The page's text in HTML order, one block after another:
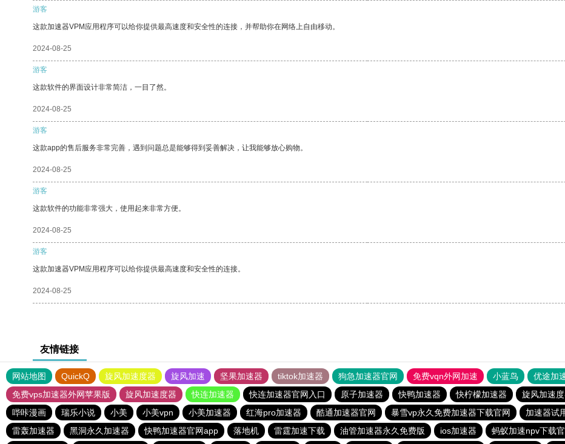
游客
这款加速器VPM应用程序可以给你提供最高速度和安全性的连接，并帮助你在网络上自由移动。
2024-08-25
游客
这款软件的界面设计非常简洁，一目了然。
2024-08-25
游客
这款app的售后服务非常完善，遇到问题总是能够得到妥善解决，让我能够放心购物。
2024-08-25
游客
这款软件的功能非常强大，使用起来非常方便。
2024-08-25
游客
这款加速器VPM应用程序可以给你提供最高速度和安全性的连接。
2024-08-25
友情链接
网站地图 QuickQ 旋风加速度器 旋风加速 坚果加速器 tiktok加速器 狗急加速器官网 免费vqn外网加速 小蓝鸟 优途加
免费vps加速器外网苹果版
旋风加速度器 快连加速器 快连加速器官网入口 原子加速器 快鸭加速器 快柠檬加速器 旋风加速
哔咔漫画
瑞乐小说 小美 小美vpn 小美加速器 红海pro加速器 酷通加速器官网 暴雪vp永久免费加速器下载官网 加速器试
雷轰加速器
黑洞永久加速器 快鸭加速器官网app 落地机 雷霆加速下载 油管加速器永久免费版 ios加速器 蚂蚁加速npv下载